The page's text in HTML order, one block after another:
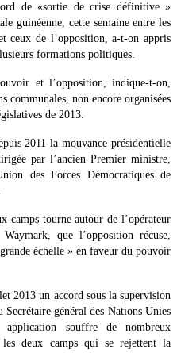
de «sortie de crise définitive »
guinéenne, cette semaine entre les
ceux de l’opposition, a-t-on appris
formations politiques.
et l’opposition, indique-t-on,
communales, non encore organisées
de 2013.
2011 la mouvance présidentielle
par l’ancien Premier ministre,
des Forces Démocratiques de
camps tourne autour de l’opérateur
que l’opposition récuse,
échelle » en faveur du pouvoir
2013 un accord sous la supervision
général des Nations Unies
souffre de nombreux
les deux camps qui se rejettent la